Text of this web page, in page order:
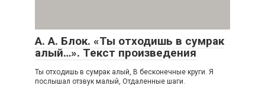
А. А. Блок. «Ты отходишь в сумрак
алый…». Текст произведения
Ты отходишь в сумрак алый, В бесконечные круги. Я
послышал отзвук малый, Отдаленные шаги.